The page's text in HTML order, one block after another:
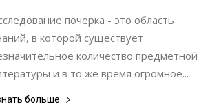
почерка - это область
в которой существует
количество предметной
и в то же время огромное...
больше